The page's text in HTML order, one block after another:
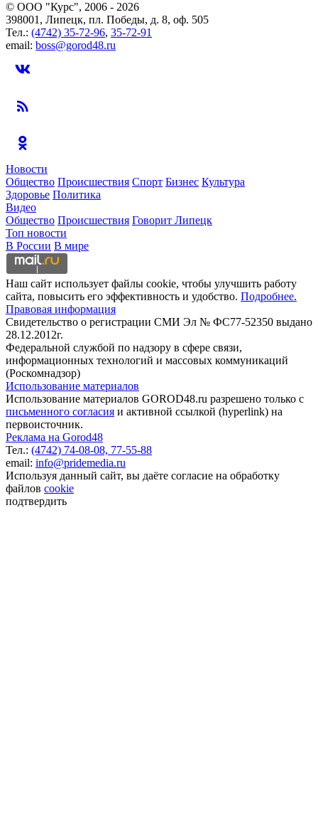
© ООО "Курс", 2006 - 2026
398001, Липецк, пл. Победы, д. 8, оф. 505
Тел.: (4742) 35-72-96, 35-72-91
email: boss@gorod48.ru
Новости
Общество Происшествия Спорт Бизнес Культура
Здоровье Политика
Видео
Общество Происшествия Говорит Липецк
Топ новости
В России В мире
Наш сайт использует файлы cookie, чтобы улучшить работу
сайта, повысить его эффективность и удобство. Подробнее.
Правовая информация
Свидетельство о регистрации СМИ Эл № ФС77-52350 выдано
28.12.2012г.
Федеральной службой по надзору в сфере связи,
информационных технологий и массовых коммуникаций
(Роскомнадзор)
Использование материалов
Использование материалов GOROD48.ru разрешено только с
письменного согласия и активной ссылкой (hyperlink) на
первоисточник.
Реклама на Gorod48
Тел.: (4742) 74-08-08, 77-55-88
email: info@pridemedia.ru
Используя данный сайт, вы даёте согласие на обработку
файлов cookie
подтвердить